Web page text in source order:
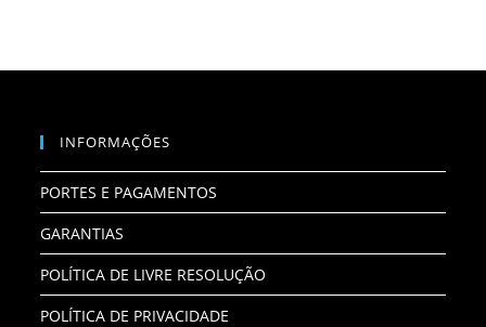
INFORMAÇÕES
PORTES E PAGAMENTOS
GARANTIAS
POLÍTICA DE LIVRE RESOLUÇÃO
POLÍTICA DE PRIVACIDADE